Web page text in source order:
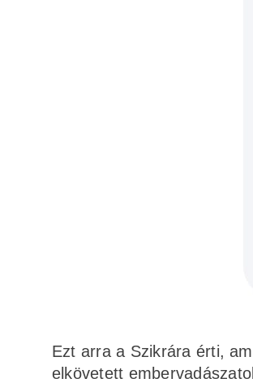
Ezt arra a Szikrára érti,
elkövetett